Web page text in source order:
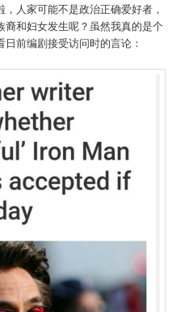
人家可能不是政治正确爱好者，
裔和妇女发生呢？虽然我真的是个
前编剧接受访问时的言论：